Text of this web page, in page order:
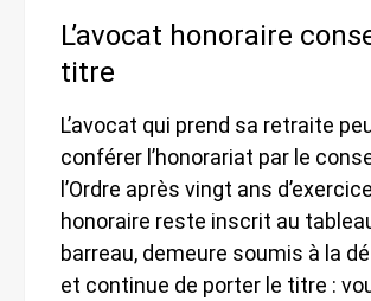
L’avocat honoraire
titre
L’avocat qui prend sa retraite
conférer l’honorariat par le
l’Ordre après vingt ans
honoraire reste inscrit au
barreau, demeure soumis à la
et continue de porter le titre :